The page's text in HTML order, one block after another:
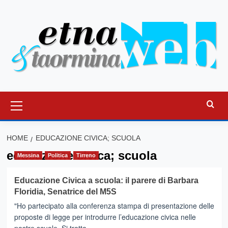
principale
HOME EDUCAZIONE CIVICA; SCUOLA
educazione civica; scuola
Messina Politica Tirreno
Educazione Civica a scuola: il parere di Barbara
Floridia, Senatrice del M5S
"Ho partecipato alla conferenza stampa di presentazione delle
proposte di legge per introdurre l’educazione civica nelle